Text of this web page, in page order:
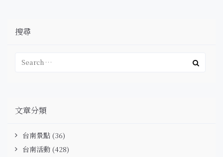
搜尋
文章分類
台南景點 (36)
台南活動 (428)